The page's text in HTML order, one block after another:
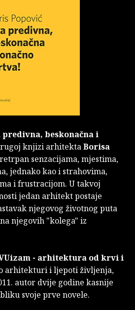
predivna, beskonačna i
knjizi arhitektaBorisa
senzacijama, mjestima,
jednako kao i strahovima,
i frustracijom. U takvoj
jedan arhitekt postaje
njegovog životnog puta
njegovih "kolega" iz
- arhitektura od krvi i
arhitekturi i ljepoti življenja,
autor dvije godine kasnije
svoje prve novele.